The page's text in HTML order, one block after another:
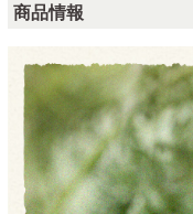
商品情報